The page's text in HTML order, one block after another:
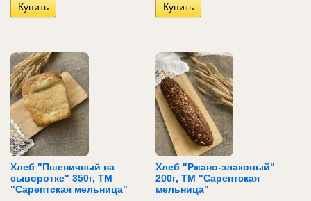
Хлеб "Пшеничный на
сыворотке" 350г, ТМ
"Сарептская мельница"
Хлеб "Ржано-злаковый"
200г, ТМ "Сарептская
мельница"